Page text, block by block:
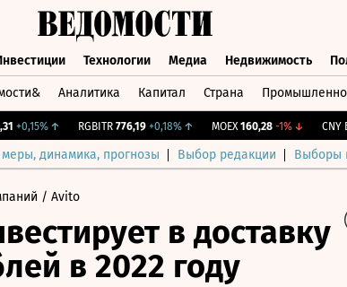
Технологии Медиа Недвижимость
Аналитика Капитал Страна
↑ RGBITR 776,19 +0,18% ↑ MOEX 160,28 -1% ↓ CNY
динамика, прогнозы Выбор редакции Выборы
/ Avito
в доставку
в 2022 году